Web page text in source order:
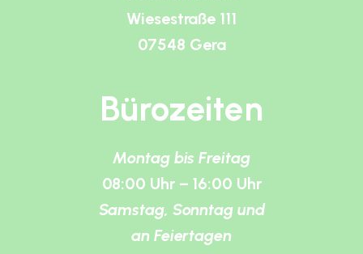
Wiesestraße 111
07548 Gera
Bürozeiten
Montag bis Freitag
08:00 Uhr – 16:00 Uhr
Samstag, Sonntag und
an Feiertagen